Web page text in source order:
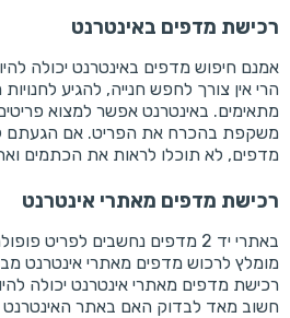
רכישת מדפים באינטרנט
אמנם חיפוש מדפים באינטרנט יכולה
הרי אין צורך לחפש חנייה, להגיע
מתאימים. באינטרנט אפשר למצוא
משקפת בהכרח את הפריט. אם הגעתם
מדפים, לא תוכלו לראות את הכתמים
רכישת מדפים מאתרי אינטרנט
באתרי יד 2 מדפים נחשבים לפריט
מומלץ לרכוש מדפים מאתרי אינטרנט
רכישת מדפים מאתרי אינטרנט יכולה
חשוב מאד לבדוק האם באתר האינטרנט